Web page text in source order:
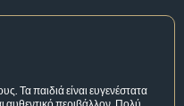
Τα παιδιά είναι ευγενέστατα